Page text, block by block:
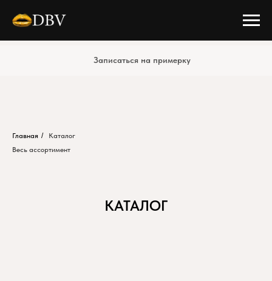
Записаться на примерку
Главная /
Каталог
Весь ассортимент
КАТАЛОГ